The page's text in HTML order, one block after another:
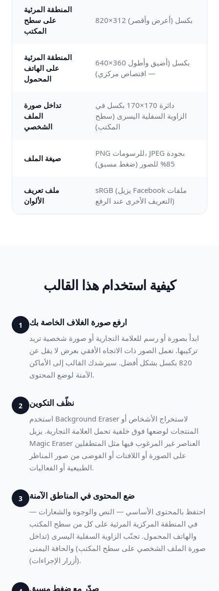
المنطقة المرئية
على سطح
المكتب
820×312 بكسل (أعرض وأقصر)
المنطقة المرئية
على الهاتف
المحمول
640×360 بكسل (أضيق وأطول
— اقتصاص مركزي)
تداخل صورة
الملف
الشخصي
دائرة 170×170 بكسل في
الزاوية السفلية اليسرى (سطح
المكتب)
صيغة الملف
PNG للرسومات، JPEG بجودة
85% للصور (ضغط مسبق)
ملف تعريف
الألوان
sRGB (يزيل Facebook ملفات
التعريف الأخرى عند الرفع)
كيفية استخدام هذا القالب
1 ارفع صورة الغلاف الخاصة بك
ابدأ بصورة أو رسم للعلامة التجارية أو صورة شخصية تريد
تركيبها. تعمل الصور ذات الاتجاه الأفقي بعرض لا يقل عن
820 بكسل بشكل أفضل. سيرشدك القالب إلى الأماكن
الآمنة لوضع المحتوى.
2 نظّف التكوين
استخدم Background Eraser لاستخراج الأشخاص أو
المنتجات لوضعها فوق خلفية تحمل العلامة التجارية. يزيل
Magic Eraser العناصر غير المرغوب فيها مثل المتطفلين
على الصورة أو اللافتات أو الفوضى من صور المناظر
الطبيعية أو الفعاليات.
3 ضع المحتوى في المناطق الآمنة
احتفظ بالمحتوى الأساسي — النص والوجوه والشعارات —
في المنطقة المركزية المرئية على كل من سطح المكتب
والهاتف المحمول. تجنّب الزاوية السفلية اليسرى (تداخل
صورة الملف الشخصي على سطح المكتب) والحافة اليمنى
(أزرار الإجراءات).
صدّر مع ضغط مسبق